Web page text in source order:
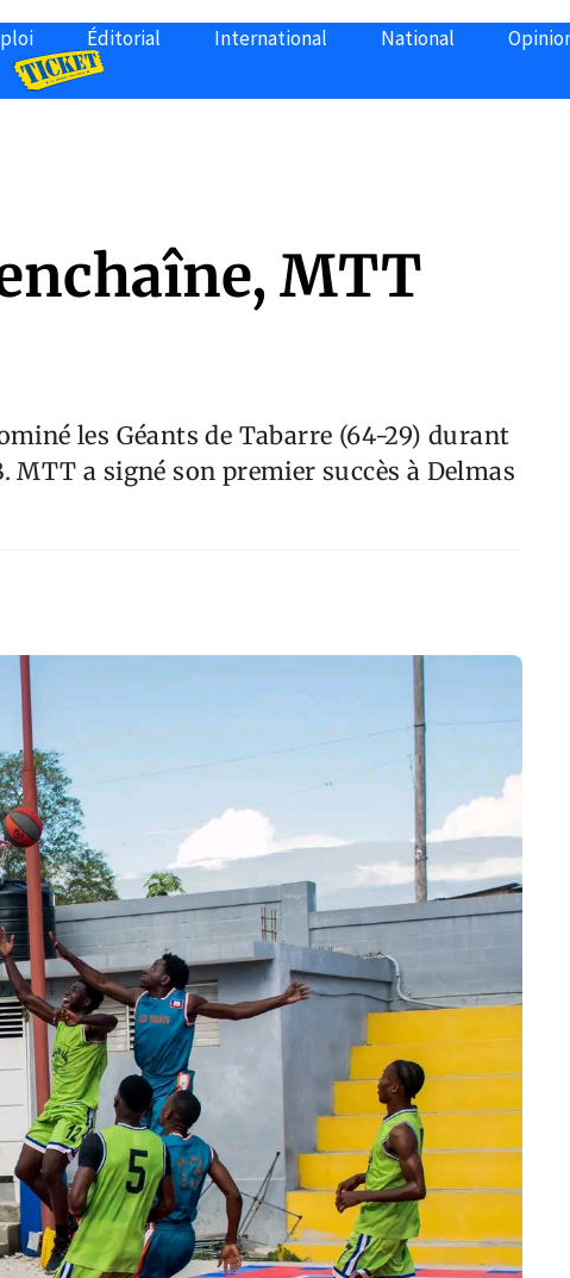
Éditorial International National
MTT
les Géants de Tabarre (64-29) durant
MTT a signé son premier succès à Delmas